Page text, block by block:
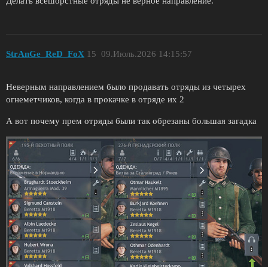
StrAnGe_ReD_FoX 09.Июль.2026 14:15:57
15
Неверным направлением было продавать отряды из четырех
огнеметчиков, когда в прокачке в отряде их 2
А вот почему прем отряды были так обрезаны большая загадка